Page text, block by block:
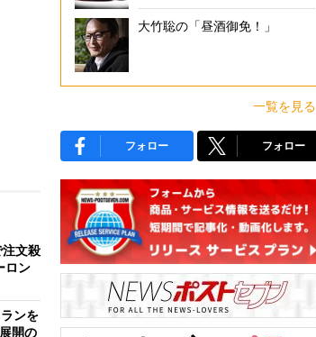
注文殺
ロン
ンを
開の
大竹聡の「昼酒御免！」
一覧を見る
フォロー フォロー